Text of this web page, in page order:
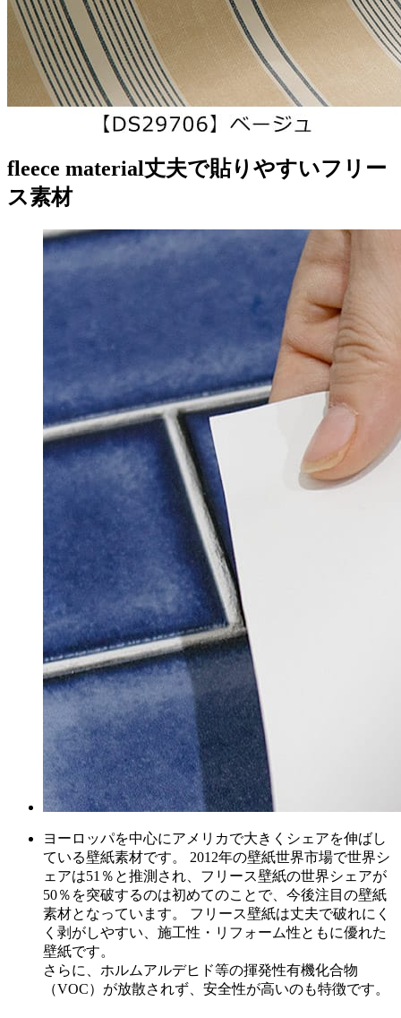
fleece material丈夫で貼りやすいフリー
ス素材
ヨーロッパを中心にアメリカで大きくシェアを伸ばし
ている壁紙素材です。 2012年の壁紙世界市場で世界シ
ェアは51％と推測され、フリース壁紙の世界シェアが
50％を突破するのは初めてのことで、今後注目の壁紙
素材となっています。 フリース壁紙は丈夫で破れにく
く剥がしやすい、施工性・リフォーム性ともに優れた
壁紙です。
さらに、ホルムアルデヒド等の揮発性有機化合物
（VOC）が放散されず、安全性が高いのも特徴です。